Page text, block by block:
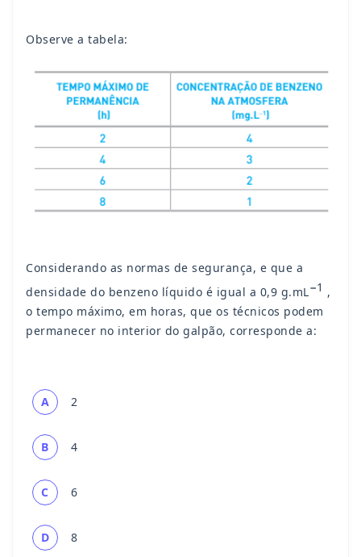
Observe a tabela:
Considerando as normas de segurança, e que a
densidade do benzeno líquido é igual a 0,9 g.mL−1 ,
o tempo máximo, em horas, que os técnicos podem
permanecer no interior do galpão, corresponde a:
A 2
B 4
C 6
D 8